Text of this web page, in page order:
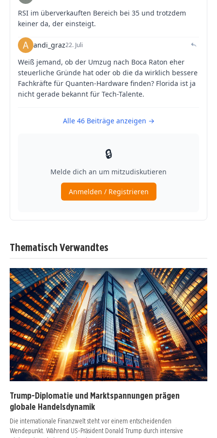
Thematisch Verwandtes
Trump-Diplomatie und Marktspannungen prägen
globale Handelsdynamik
Die internationale Finanzwelt steht vor einem entscheidenden
Wendepunkt. Während US-Präsident Donald Trump durch intensive